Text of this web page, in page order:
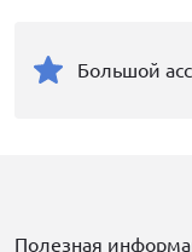
Большой
Полезная